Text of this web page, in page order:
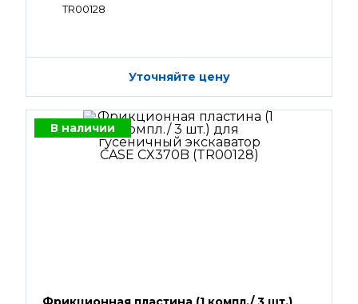
TR00128
Уточняйте цену
В наличии